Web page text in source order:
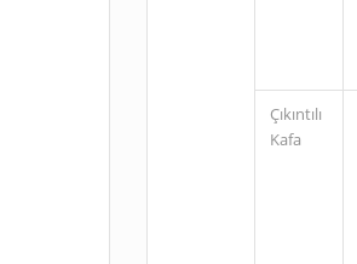
Çıkıntılı
Kafa